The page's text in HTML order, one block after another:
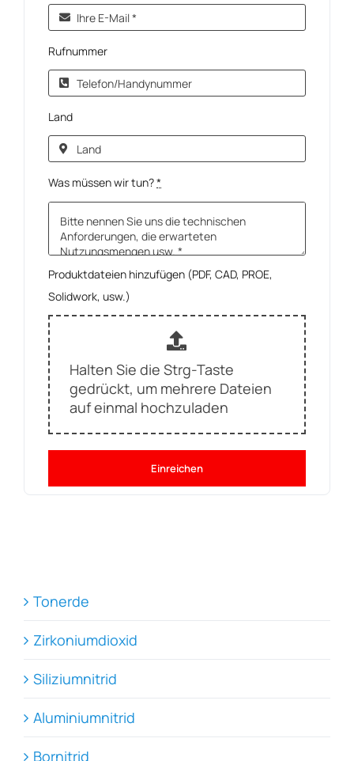
Rufnummer
Land
Was müssen wir tun?*
Produktdateien hinzufügen (PDF, CAD, PROE,
Solidwork, usw.)
Halten Sie die Strg-Taste
gedrückt, um mehrere Dateien
auf einmal hochzuladen
Einreichen
Tonerde
Zirkoniumdioxid
Siliziumnitrid
Aluminiumnitrid
Bornitrid